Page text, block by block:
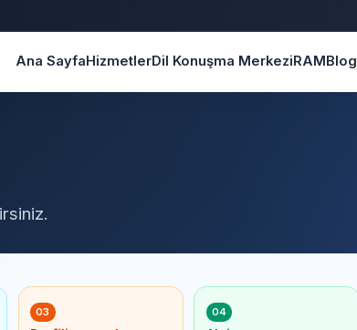
Ana SayfaHizmetlerDil Konuşma MerkeziRAMBlog
03 04